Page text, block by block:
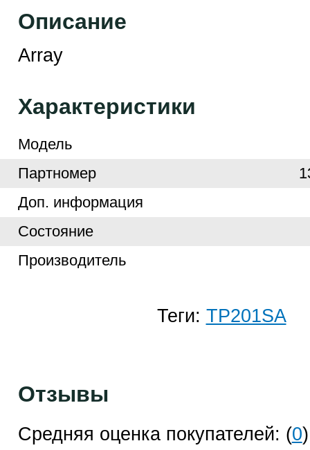
Описание
Array
Характеристики
Модель
Партномер
Доп. информация
Cостояние
Производитель
Теги: TP201SA
Отзывы
Средняя оценка покупателей: (0)